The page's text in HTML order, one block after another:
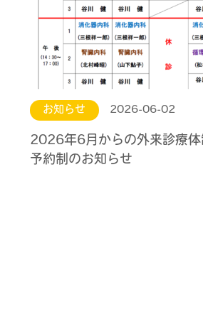
お知らせ 2026-06-02
2026年6月からの外来診療体
予約制のお知らせ